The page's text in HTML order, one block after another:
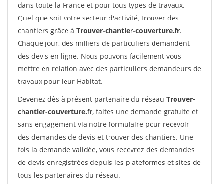
dans toute la France et pour tous types de travaux.
Quel que soit votre secteur d'activité, trouver des
chantiers grâce à Trouver-chantier-couverture.fr.
Chaque jour, des milliers de particuliers demandent
des devis en ligne. Nous pouvons facilement vous
mettre en relation avec des particuliers demandeurs de
travaux pour leur Habitat.
Devenez dès à présent partenaire du réseau Trouver-
chantier-couverture.fr, faites une demande gratuite et
sans engagement via notre formulaire pour recevoir
des demandes de devis et trouver des chantiers. Une
fois la demande validée, vous recevrez des demandes
de devis enregistrées depuis les plateformes et sites de
tous les partenaires du réseau.